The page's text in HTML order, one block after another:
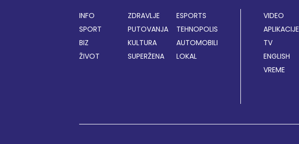
INFO
SPORT
BIZ
ŽIVOT
ZDRAVLJE
PUTOVANJA
KULTURA
SUPERŽENA
ESPORTS
TEHNOPOLIS
AUTOMOBILI
LOKAL
VIDEO
APLIKACIJE
TV
ENGLISH
VREME